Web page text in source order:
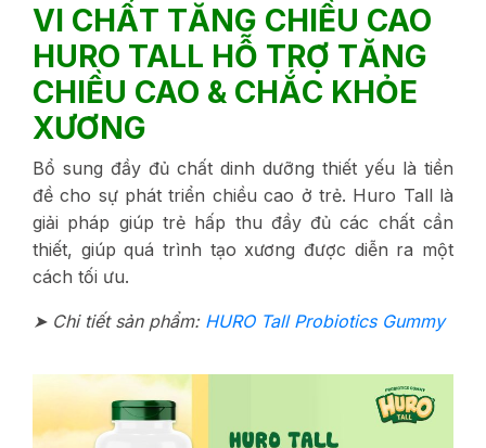
VI CHẤT TĂNG CHIỀU CAO
HURO TALL HỖ TRỢ TĂNG
CHIỀU CAO & CHẮC KHỎE
XƯƠNG
Bổ sung đầy đủ chất dinh dưỡng thiết yếu là tiền
đề cho sự phát triển chiều cao ở trẻ. Huro Tall là
giải pháp giúp trẻ hấp thu đầy đủ các chất cần
thiết, giúp quá trình tạo xương được diễn ra một
cách tối ưu.
➤ Chi tiết sản phẩm: HURO Tall Probiotics Gummy